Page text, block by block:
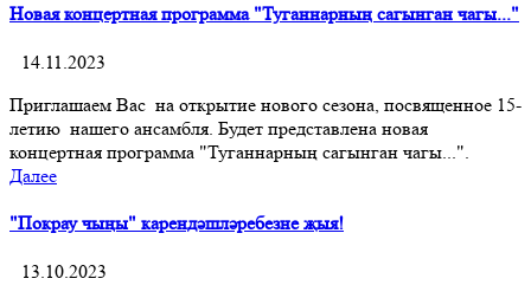
Новая концертная программа "Туганнарның сагынган чагы..."
14.11.2023
Приглашаем Вас на открытие нового сезона, посвященное 15-
летию нашего ансамбля. Будет представлена новая
концертная программа "Туганнарның сагынган чагы...".
Далее
"Покрау чыңы" карендәшләребезне җыя!
13.10.2023